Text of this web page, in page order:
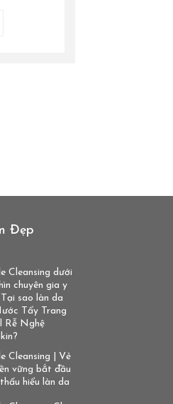
Ngải
cứu của
trò một
chăm
Đẹp
Cleansing dưới
chuyên gia y
sao làn da
Tẩy Trang
Rễ Nghệ
Cleansing | Vẻ
vững bắt đầu
hiểu làn da